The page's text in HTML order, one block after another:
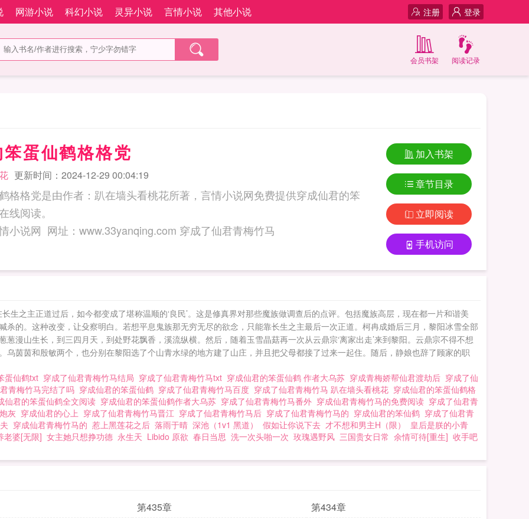
网游小说 科幻小说 灵异小说 言情小说 其他小说 登录
注册
阅读记录
会员书架
蛋仙鹤格格党
更新时间：2024-12-29 00:04:19
格格党是由作者：趴在墙头看桃花所著，言情小说网免费提供穿成仙君的笨
线阅读。
三秒记住本站：言情小说网 网址：www.33yanqing.com 穿成了仙君青梅竹马
加入书架
章节目录
立即阅读
手机访问
生之主正道过后，如今都变成了堪称温顺的‘良民’。这是修真界对那些魔族做调查后的点评。包括魔族高层，现在都一片和谐美
的。这种改变，让殳察明白。若想平息鬼族那无穷无尽的欲念，只能靠长生之主最后一次正道。柯冉成婚后三月，黎阳冰雪全部
漫山生长，到三四月天，到处野花飘香，溪流纵横。然后，随着玉雪晶菇再一次从云鼎宗‘离家出走’来到黎阳。云鼎宗不得不想
茵茵和殷敏两个，也分别在黎阳选了个山青水绿的地方建了山庄，并且把父母都接了过来一起住。随后，静娘也辞了顾家的职
蛋仙鹤txt 穿成了仙君青梅竹马结局 穿成了仙君青梅竹马txt 穿成仙君的笨蛋仙鹤 作者大乌苏 穿成青梅娇帮仙君渡劫后 穿成了仙
青梅竹马完结了吗 穿成仙君的笨蛋仙鹤 穿成了仙君青梅竹马百度 穿成了仙君青梅竹马 趴在墙头看桃花 穿成仙君的笨蛋仙鹤格
仙君的笨蛋仙鹤全文阅读 穿成仙君的笨蛋仙鹤作者大乌苏 穿成了仙君青梅竹马番外 穿成仙君青梅竹马的免费阅读 穿成了仙君青
灰 穿成仙君的心上 穿成了仙君青梅竹马晋江 穿成了仙君青梅竹马后 穿成了仙君青梅竹马的 穿成仙君的笨仙鹤 穿成了仙君青
穿成仙君青梅竹马的 惹上黑莲花之后 落雨于晴 深池（1v1 黑道） 假如让你说下去 才不想和男主H（限）
皇后是朕的小青
老婆[无限] 女主她只想挣功德 永生天 Libido 原欲 春日当思 洗一次头啪一次 玫瑰遇野风 三国贵女日常 余情可待[重生] 收手吧
第435章
第434章